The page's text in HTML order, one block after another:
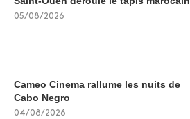
05/08/2026
Cameo Cinema rallume les nuits de
Cabo Negro
04/08/2026